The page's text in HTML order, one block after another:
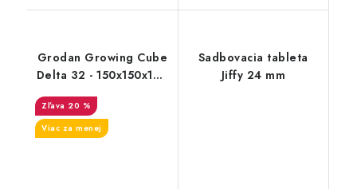
Grodan Growing Cube
Delta 32 - 150x150x142
mm, veľký otvor 40x40
mm
20 %
Viac za menej
Sadbovacia tableta
Jiffy 24 mm